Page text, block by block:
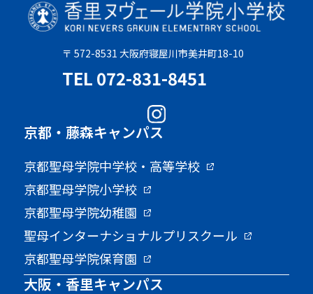
〒 572-8531 大阪府寝屋川市美井町18-10
TEL 072-831-8451
京都・藤森キャンパス
京都聖母学院中学校・高等学校
京都聖母学院小学校
京都聖母学院幼稚園
聖母インターナショナルプリスクール
京都聖母学院保育園
大阪・香里キャンパス